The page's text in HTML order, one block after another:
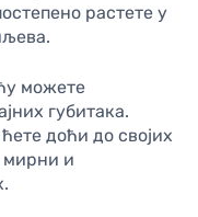
растете у
можете
губитака.
доћи до својих
мирни и